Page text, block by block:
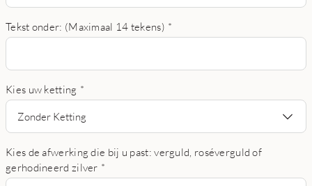
Tekst onder: (Maximaal 14 tekens) *
Kies uw ketting *
Zonder Ketting
Kies de afwerking die bij u past: verguld, roséverguld of
gerhodineerd zilver *